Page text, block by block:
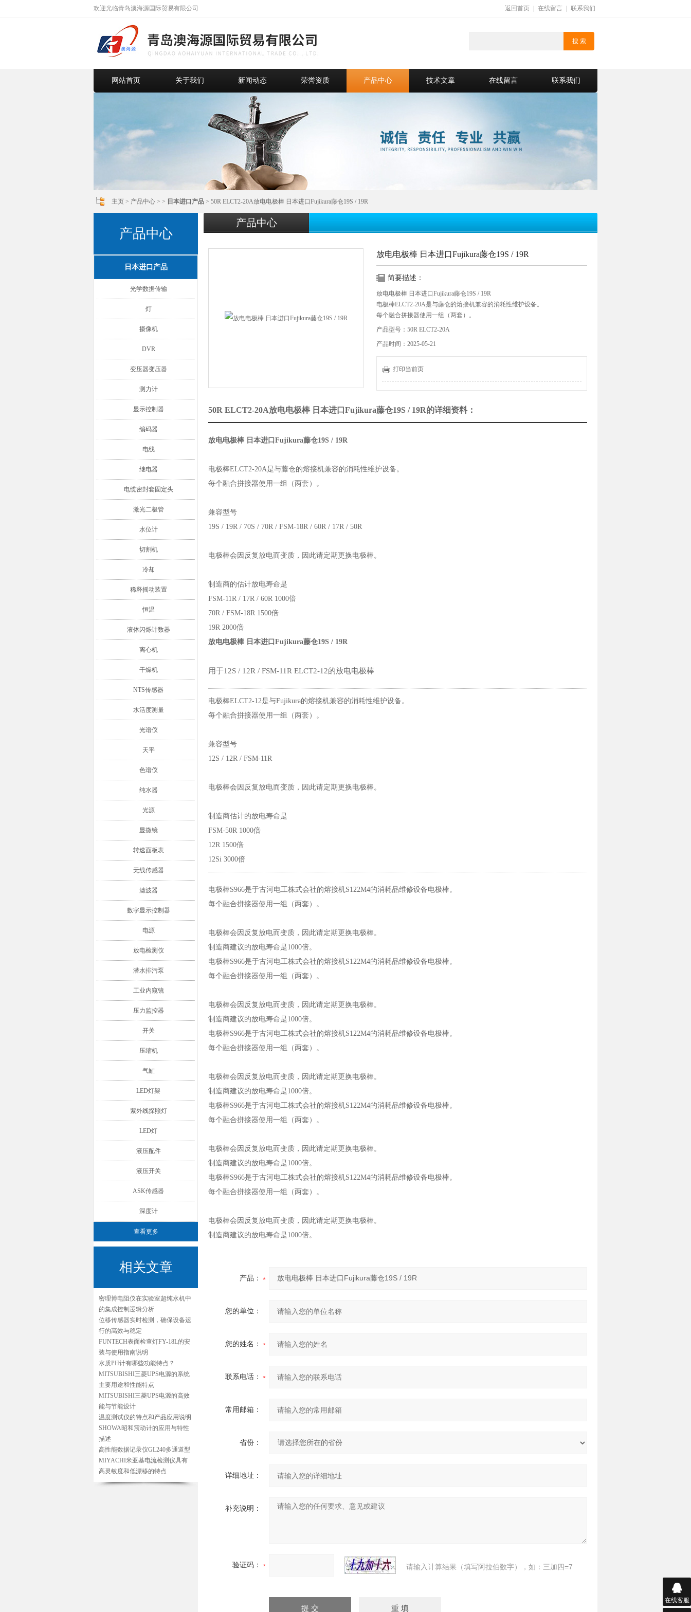
欢迎光临青岛澳海源国际贸易有限公司 返回首页 在线留言 联系我们
网站首页 关于我们 新闻动态 荣誉资质 产品中心 技术文章 在线留言 联系我们
主页 > 产品中心 > > 日本进口产品 > 50R ELCT2-20A放电电极棒 日本进口Fujikura藤仓19S / 19R
产品中心
日本进口产品
光学数据传输
灯
摄像机
DVR
变压器变压器
测力计
显示控制器
编码器
电线
继电器
电缆密封套固定头
激光二极管
水位计
切割机
冷却
稀释摇动装置
恒温
液体闪烁计数器
离心机
干燥机
NTS传感器
水活度测量
光谱仪
天平
色谱仪
纯水器
光源
显微镜
转速面板表
无线传感器
滤波器
数字显示控制器
电源
放电检测仪
潜水排污泵
工业内窥镜
压力监控器
开关
压缩机
气缸
LED灯架
紫外线探照灯
LED灯
液压配件
液压开关
ASK传感器
深度计
查看更多
相关文章
密理博电阻仪在实验室超纯水机中
的集成控制逻辑分析
位移传感器实时检测，确保设备运
行的高效与稳定
FUNTECH表面检查灯FY-18L的安
装与使用指南说明
水质PH计有哪些功能特点？
MITSUBISHI三菱UPS电源的系统
主要用途和性能特点
MITSUBISHI三菱UPS电源的高效
能与节能设计
温度测试仪的特点和产品应用说明
SHOWA昭和震动计的应用与特性
描述
高性能数据记录仪GL240多通道型
MIYACHI米亚基电流检测仪具有
高灵敏度和低漂移的特点
产品中心
放电电极棒 日本进口Fujikura藤仓19S / 19R
简要描述：
放电电极棒 日本进口Fujikura藤仓19S / 19R
电极棒ELCT2-20A是与藤仓的熔接机兼容的消耗性维护设备。
每个融合拼接器使用一组（两套）。
兼容型号
电极棒会因反复放电而变质，因此请定期更换电极棒。
制造商的估计放电寿命是
FSM-11R / 17R / 60R 1000倍
7
产品型号：50R ELCT2-20A
产品时间：2025-05-21
打印当前页
50R ELCT2-20A放电电极棒 日本进口Fujikura藤仓19S / 19R的详细资料：
放电电极棒 日本进口Fujikura藤仓19S / 19R
电极棒ELCT2-20A是与藤仓的熔接机兼容的消耗性维护设备。
每个融合拼接器使用一组（两套）。
兼容型号
19S / 19R / 70S / 70R / FSM-18R / 60R / 17R / 50R
电极棒会因反复放电而变质，因此请定期更换电极棒。
制造商的估计放电寿命是
FSM-11R / 17R / 60R 1000倍
70R / FSM-18R 1500倍
19R 2000倍
放电电极棒 日本进口Fujikura藤仓19S / 19R
用于12S / 12R / FSM-11R ELCT2-12的放电电极棒
电极棒ELCT2-12是与Fujikura的熔接机兼容的消耗性维护设备。
每个融合拼接器使用一组（两套）。
兼容型号
12S / 12R / FSM-11R
电极棒会因反复放电而变质，因此请定期更换电极棒。
制造商估计的放电寿命是
FSM-50R 1000倍
12R 1500倍
12Si 3000倍
电极棒S966是于古河电工株式会社的熔接机S122M4的消耗品维修设备电极棒。
每个融合拼接器使用一组（两套）。
电极棒会因反复放电而变质，因此请定期更换电极棒。
制造商建议的放电寿命是1000倍。
电极棒S966是于古河电工株式会社的熔接机S122M4的消耗品维修设备电极棒。
每个融合拼接器使用一组（两套）。
电极棒会因反复放电而变质，因此请定期更换电极棒。
制造商建议的放电寿命是1000倍。
电极棒S966是于古河电工株式会社的熔接机S122M4的消耗品维修设备电极棒。
每个融合拼接器使用一组（两套）。
电极棒会因反复放电而变质，因此请定期更换电极棒。
制造商建议的放电寿命是1000倍。
电极棒S966是于古河电工株式会社的熔接机S122M4的消耗品维修设备电极棒。
每个融合拼接器使用一组（两套）。
电极棒会因反复放电而变质，因此请定期更换电极棒。
制造商建议的放电寿命是1000倍。
电极棒S966是于古河电工株式会社的熔接机S122M4的消耗品维修设备电极棒。
每个融合拼接器使用一组（两套）。
电极棒会因反复放电而变质，因此请定期更换电极棒。
制造商建议的放电寿命是1000倍。
产品：
您的单位：
您的姓名：
联系电话：
常用邮箱：
省份：
详细地址：
补充说明：
验证码： 请输入计算结果（填写阿拉伯数字），如：三加四=7
在线客服